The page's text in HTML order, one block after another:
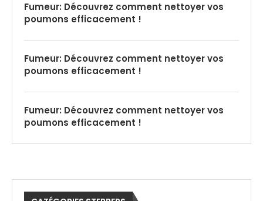
Fumeur: Découvrez comment nettoyer vos
poumons efficacement !
Fumeur: Découvrez comment nettoyer vos
poumons efficacement !
Fumeur: Découvrez comment nettoyer vos
poumons efficacement !